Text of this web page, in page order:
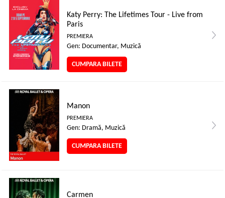
Katy Perry: The Lifetimes Tour - Live from
Paris
PREMIERA
Gen: Documentar, Muzică
CUMPARA BILETE
Manon
PREMIERA
Gen: Dramă, Muzică
CUMPARA BILETE
Carmen